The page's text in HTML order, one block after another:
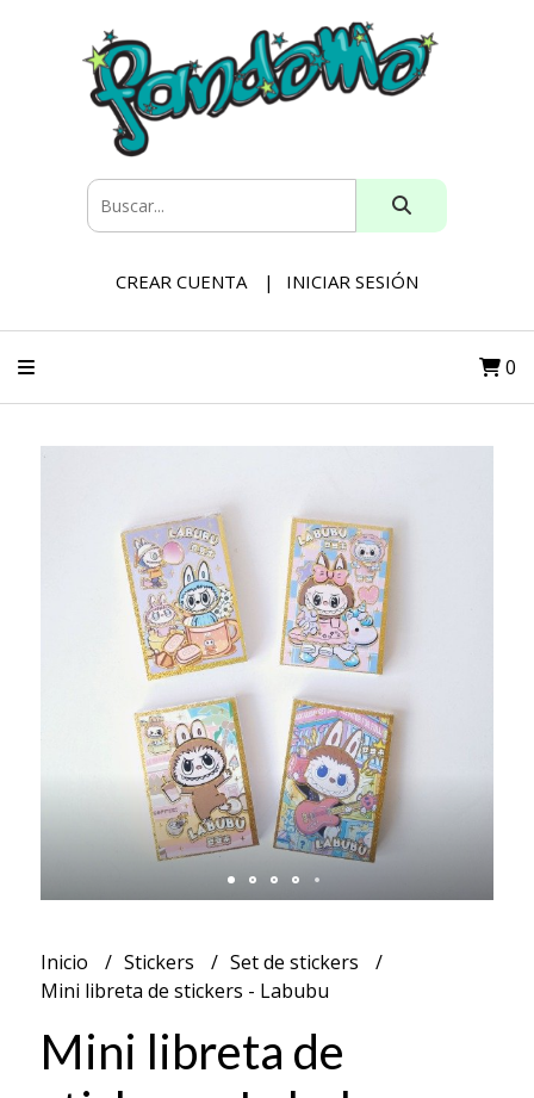
CREAR CUENTA INICIAR SESIÓN
0
Inicio Stickers
Set de stickers
Mini libreta de stickers - Labubu
Mini libreta de